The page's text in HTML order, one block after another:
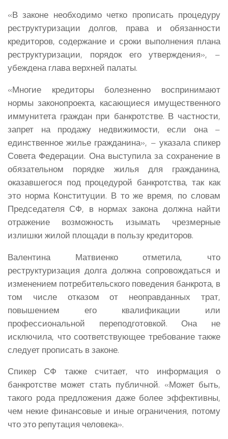
«В законе необходимо четко прописать процедуру
реструктуризации долгов, права и обязанности
кредиторов, содержание и сроки выполнения плана
реструктуризации, порядок его утверждения», –
убеждена глава верхней палаты.
«Многие кредиторы болезненно воспринимают
нормы законопроекта, касающиеся имущественного
иммунитета граждан при банкротстве. В частности,
запрет на продажу недвижимости, если она –
единственное жилье гражданина», – указала спикер
Совета Федерации. Она выступила за сохранение в
обязательном порядке жилья для гражданина,
оказавшегося под процедурой банкротства, так как
это норма Конституции. В то же время, по словам
Председателя СФ, в нормах закона должна найти
отражение возможность изымать чрезмерные
излишки жилой площади в пользу кредиторов.
Валентина Матвиенко отметила, что
реструктуризация долга должна сопровождаться и
изменением потребительского поведения банкрота, в
том числе отказом от неоправданных трат,
повышением его квалификации или
профессиональной переподготовкой. Она не
исключила, что соответствующее требование также
следует прописать в законе.
Спикер СФ также считает, что информация о
банкротстве может стать публичной. «Может быть,
такого рода предложения даже более эффективны,
чем некие финансовые и иные ограничения, потому
что это репутация человека».